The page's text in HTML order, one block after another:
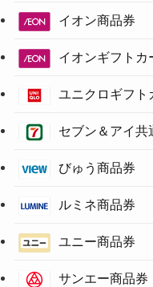
イオン商品券
イオンギフトカ
ユニクロギフト
セブン＆アイ共
びゅう商品券
ルミネ商品券
ユニー商品券
サンエー商品券